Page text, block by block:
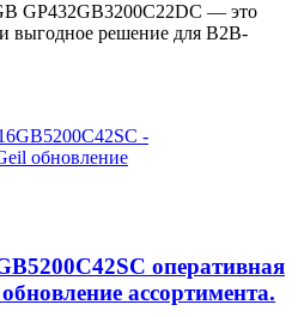
GP432GB3200C22DC — это
выгодное решение для B2B-
оперативная
ассортимента.